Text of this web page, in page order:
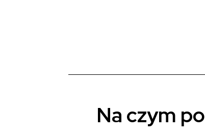
Na czym